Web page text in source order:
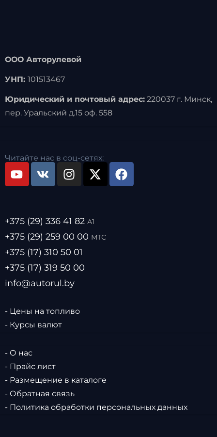
ООО Авторулевой
УНП: 101513467
Юридический и почтовый адрес:220037 г. Минск,
пер. Уральский д.15 оф. 558
Читайте нас в соц-сетях:
+375 (29) 336 41 82 А1
+375 (29) 259 00 00 МТС
+375 (17) 310 50 01
+375 (17) 319 50 00
info@autorul.by
- Цены на топливо
- Курсы валют
- О нас
- Прайс лист
- Размещение в каталоге
- Обратная связь
- Политика обработки персональных данных